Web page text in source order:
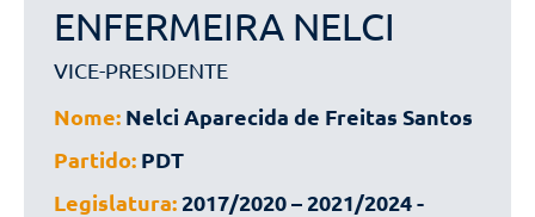
ENFERMEIRA NELCI
VICE-PRESIDENTE
Nome: Nelci Aparecida de Freitas Santos
Partido: PDT
Legislatura:2017/2020 – 2021/2024 -